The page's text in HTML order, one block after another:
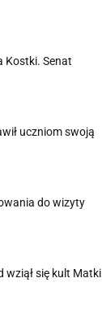
Kostki. Senat
uczniom swoją
do wizyty
wziął się kult Matki